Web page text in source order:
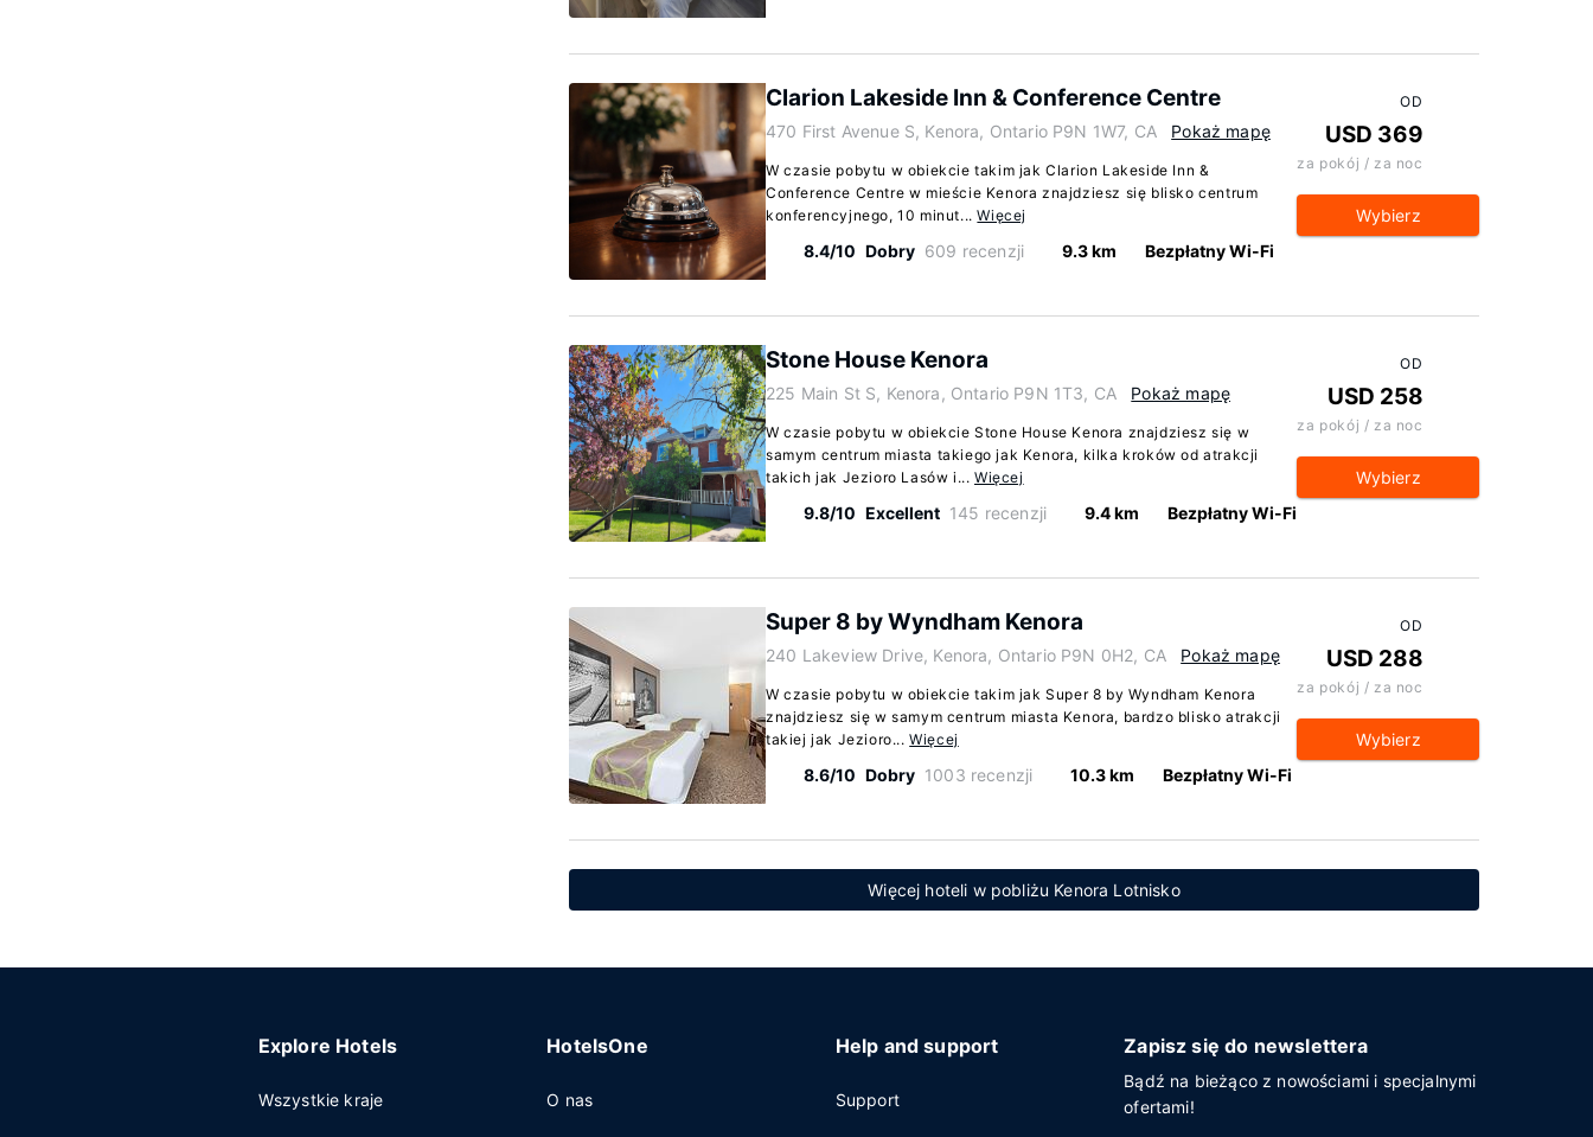
Clarion Lakeside Inn & Conference Centre
470 First Avenue S, Kenora, Ontario P9N 1W7, CA Pokaż mapę
W czasie pobytu w obiekcie takim jak Clarion Lakeside Inn &
Conference Centre w mieście Kenora znajdziesz się blisko centrum
konferencyjnego, 10 minut...Więcej
8.4/10 Dobry 609 recenzji 9.3 km Bezpłatny Wi-Fi
OD
USD 369
za pokój / za noc
Wybierz
Stone House Kenora
225 Main St S, Kenora, Ontario P9N 1T3, CA Pokaż mapę
W czasie pobytu w obiekcie Stone House Kenora znajdziesz się w
samym centrum miasta takiego jak Kenora, kilka kroków od atrakcji
takich jak Jezioro Lasów i...Więcej
9.8/10 Excellent 145 recenzji 9.4 km Bezpłatny Wi-Fi
OD
USD 258
za pokój / za noc
Wybierz
Super 8 by Wyndham Kenora
240 Lakeview Drive, Kenora, Ontario P9N 0H2, CA Pokaż mapę
W czasie pobytu w obiekcie takim jak Super 8 by Wyndham Kenora
znajdziesz się w samym centrum miasta Kenora, bardzo blisko atrakcji
takiej jak Jezioro...Więcej
8.6/10 Dobry 1003 recenzji 10.3 km Bezpłatny Wi-Fi
OD
USD 288
za pokój / za noc
Wybierz
Więcej hoteli w pobliżu Kenora Lotnisko
Explore Hotels
Wszystkie kraje
HotelsOne
O nas
Help and support
Support
Zapisz się do newslettera
Bądź na bieżąco z nowościami i specjalnymi
ofertami!